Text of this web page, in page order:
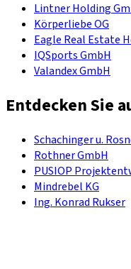
Lintner Holding
Körperliebe OG
Eagle Real Estate
IQSports GmbH
Valandex GmbH
Entdecken Sie
Schachinger u.
Rothner GmbH
PUSIOP
Mindrebel KG
Ing. Konrad Rukser